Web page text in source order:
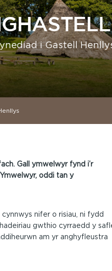
i Gastell
Gall ymwelwyr fynd i’r
oddi tan y
nifer o risiau, ni fydd
gwthio cyrraedd y
am yr anghyfleustra